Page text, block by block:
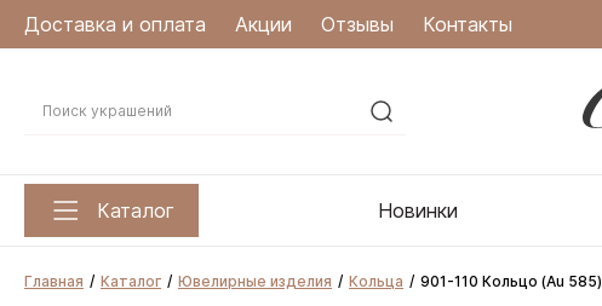
Доставка и оплата Акции Отзывы Контакты
Каталог Новинки
Главная Каталог Ювелирные изделия Кольца 901-110 Кольцо (Au 585)